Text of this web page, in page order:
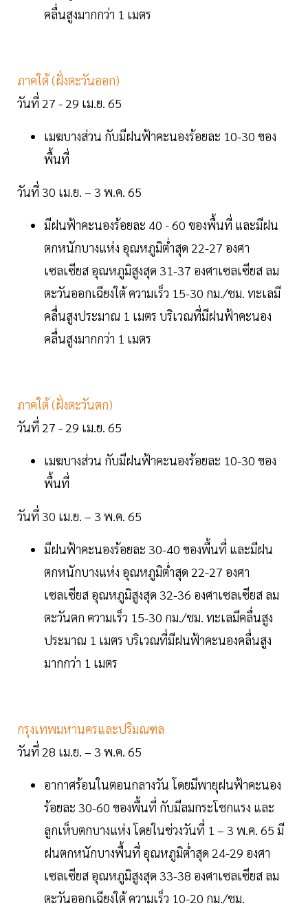
คลื่นสูงมากกว่า 1 เมตร
ภาคใต้ (ฝั่งตะวันออก)
วันที่ 27 - 29 เม.ย. 65
เมฆบางส่วน กับมีฝนฟ้าคะนองร้อยละ 10-30 ของ
พื้นที่
วันที่ 30 เม.ย. – 3 พ.ค. 65
มีฝนฟ้าคะนองร้อยละ 40 - 60 ของพื้นที่ และมีฝน
ตกหนักบางแห่ง อุณหภูมิต่ำสุด 22-27 องศา
เซลเซียส อุณหภูมิสูงสุด 31-37 องศาเซลเซียส ลม
ตะวันออกเฉียงใต้ ความเร็ว 15-30 กม./ชม. ทะเลมี
คลื่นสูงประมาณ 1 เมตร บริเวณที่มีฝนฟ้าคะนอง
คลื่นสูงมากกว่า 1 เมตร
ภาคใต้ (ฝั่งตะวันตก)
วันที่ 27 - 29 เม.ย. 65
เมฆบางส่วน กับมีฝนฟ้าคะนองร้อยละ 10-30 ของ
พื้นที่
วันที่ 30 เม.ย. – 3 พ.ค. 65
มีฝนฟ้าคะนองร้อยละ 30-40 ของพื้นที่ และมีฝน
ตกหนักบางแห่ง อุณหภูมิต่ำสุด 22-27 องศา
เซลเซียส อุณหภูมิสูงสุด 32-36 องศาเซลเซียส ลม
ตะวันตก ความเร็ว 15-30 กม./ชม. ทะเลมีคลื่นสูง
ประมาณ 1 เมตร บริเวณที่มีฝนฟ้าคะนองคลื่นสูง
มากกว่า 1 เมตร
กรุงเทพมหานครและปริมณฑล
วันที่ 28 เม.ย. – 3 พ.ค. 65
อากาศร้อนในตอนกลางวัน โดยมีพายุฝนฟ้าคะนอง
ร้อยละ 30-60 ของพื้นที่ กับมีลมกระโชกแรง และ
ลูกเห็บตกบางแห่ง โดยในช่วงวันที่ 1 – 3 พ.ค. 65 มี
ฝนตกหนักบางพื้นที่ อุณหภูมิต่ำสุด 24-29 องศา
เซลเซียส อุณหภูมิสูงสุด 33-38 องศาเซลเซียส ลม
ตะวันออกเฉียงใต้ ความเร็ว 10-20 กม./ชม.